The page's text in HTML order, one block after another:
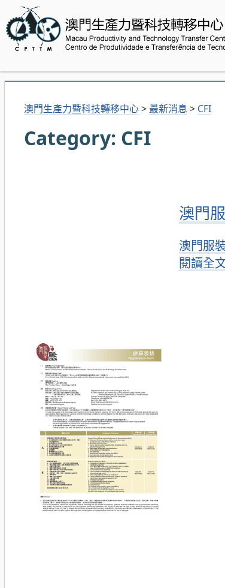
澳門生產力暨科技轉移中心> 最新消息 > CFI
Category: CFI
澳門
澳門服
閱讀全